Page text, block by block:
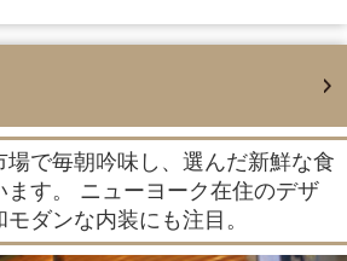
で毎朝吟味し、選んだ新鮮な食
す。 ニューヨーク在住のデザ
ダンな内装にも注目。